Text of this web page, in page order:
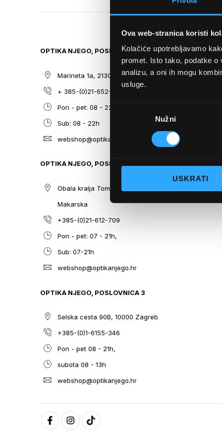
Ova web-stranica koristi
Kolačiće upotrebljavamo
promet. Isto tako, podatke
analizu, a oni ih mogu
usluge.
Odabir
Nužni
USKRATI
THE
THE
GALLERY
OPTIKA NJEGO, POSLOVNICA 1
Marineta 1a, 21300 Makarska
+ 385-(0)21-652-102
Pon - pet: 08 - 22h,
Sub: 08 - 22h
webshop@optikanjego.hr
OPTIKA NJEGO, POSLOVNICA 2
Obala kralja Tomislava 14, 21300
Makarska
+385-(0)21-612-709
Pon - pet: 07 - 21h,
Sub: 07-21h
webshop@optikanjego.hr
OPTIKA NJEGO, POSLOVNICA 3
Selska cesta 90B, 10000 Zagreb
+385-(0)1-6155-346
Pon - pet 08 - 21h,
subota 08 - 13h
webshop@optikanjego.hr
SITEMAP
O nama
Optika